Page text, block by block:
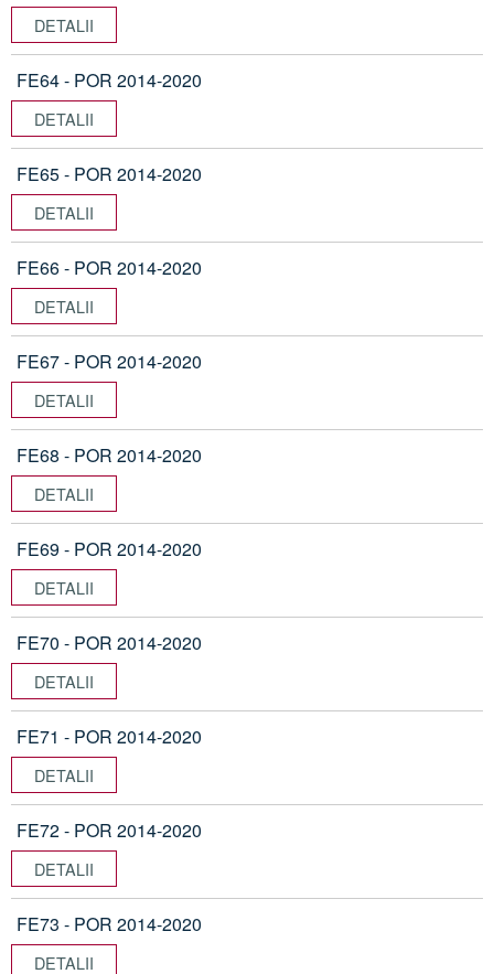
DETALII
FE64 - POR 2014-2020
DETALII
FE65 - POR 2014-2020
DETALII
FE66 - POR 2014-2020
DETALII
FE67 - POR 2014-2020
DETALII
FE68 - POR 2014-2020
DETALII
FE69 - POR 2014-2020
DETALII
FE70 - POR 2014-2020
DETALII
FE71 - POR 2014-2020
DETALII
FE72 - POR 2014-2020
DETALII
FE73 - POR 2014-2020
DETALII